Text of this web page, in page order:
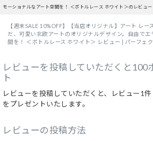
モーショナルなアート空間を！ ＜ボトルレース ホワイト＞のレビュー
【週末SALE 10%OFF】【当店オリジナル】アート レ
だ、可愛い北欧アートのオリジナルデザイン。自由でエ
間を！ ＜ボトルレース ホワイト＞ レビュー | パーフェ
レビューを投稿していただくと100
ト
レビューを投稿していただくと、レビュー1
をプレゼントいたします。
レビューの投稿方法